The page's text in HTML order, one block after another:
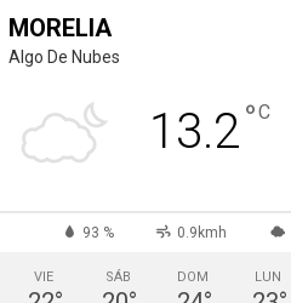
MORELIA
Algo De Nubes
13.2°C
93 % 0.9kmh
VIE SÁB DOM LUN